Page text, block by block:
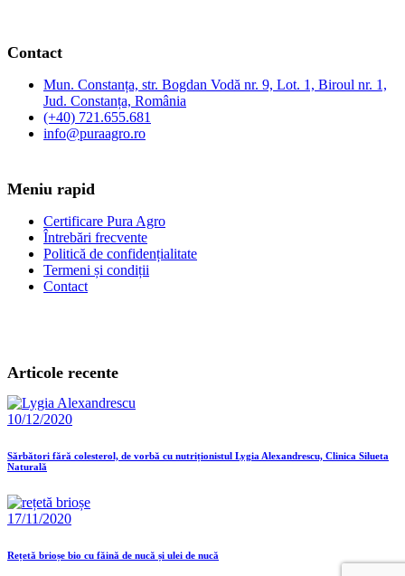
Contact
Mun. Constanța, str. Bogdan Vodă nr. 9, Lot. 1, Biroul nr. 1,
Jud. Constanța, România
(+40) 721.655.681
info@puraagro.ro
Meniu rapid
Certificare Pura Agro
Întrebări frecvente
Politică de confidențialitate
Termeni și condiții
Contact
Articole recente
10/12/2020
Sărbători fără colesterol, de vorbă cu nutriționistul Lygia Alexandrescu, Clinica Silueta
Naturală
17/11/2020
Rețetă brioșe bio cu făină de nucă și ulei de nucă